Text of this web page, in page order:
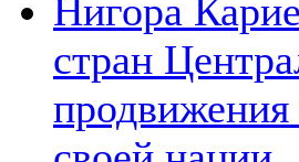
Нигора
стран